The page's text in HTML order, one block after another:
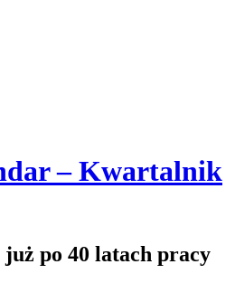
– Kwartalnik
po 40 latach pracy